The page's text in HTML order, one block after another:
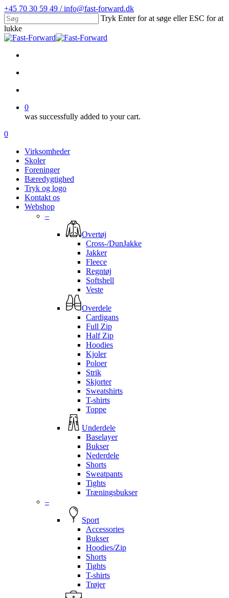
Skip
to
main
content
+45 70 30 59 49 / info@fast-forward.dk
Tryk Enter for at søge eller ESC for at
lukke
Close
0
was successfully added to your cart.
Menu
search
account
0
Virksomheder
Skoler
Foreninger
Bæredygtighed
Tryk og logo
Kontakt os
Webshop
–
Overtøj
Cross-/DunJakke
Jakker
Fleece
Regntøj
Softshell
Veste
Overdele
Cardigans
Full Zip
Half Zip
Hoodies
Kjoler
Poloer
Strik
Skjorter
Sweatshirts
T-shirts
Toppe
Underdele
Baselayer
Bukser
Nederdele
Shorts
Sweatpants
Tights
Træningsbukser
–
Sport
Accessories
Bukser
Hoodies/Zip
Shorts
Tights
T-shirts
Trøjer